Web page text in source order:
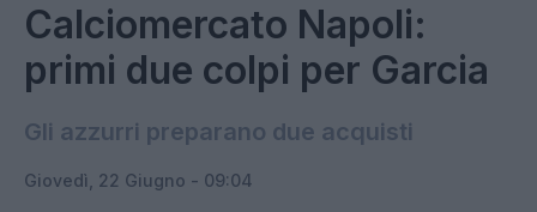
Calciomercato Napoli:
primi due colpi per Garcia
Gli azzurri preparano due acquisti
Giovedì, 22 Giugno - 09:04